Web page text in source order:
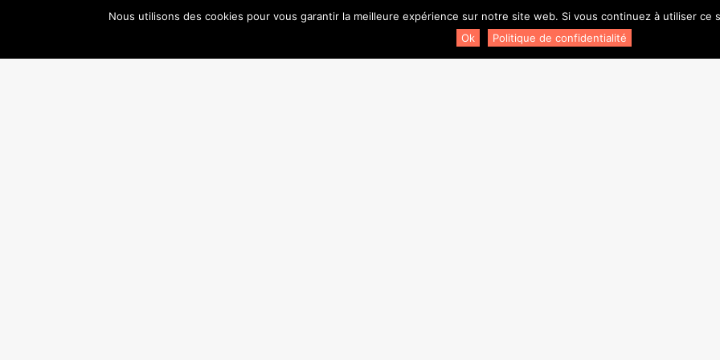
interprétée par des 4-10 ans, des duos entre les danseurs de la cie et des élèves ainsi que la pièce
, chorégraphiée par une poignée d’élèves. Nous vous réservons d’autres surprises!
Nous utilisons des cookies pour vous garantir la meilleure expérience sur notre site web. Si vous continuez à utiliser
Ok
Politique de confidentialité